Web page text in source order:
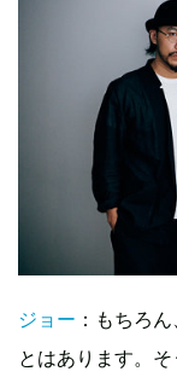
ジョー ：もちろ
とはあります。